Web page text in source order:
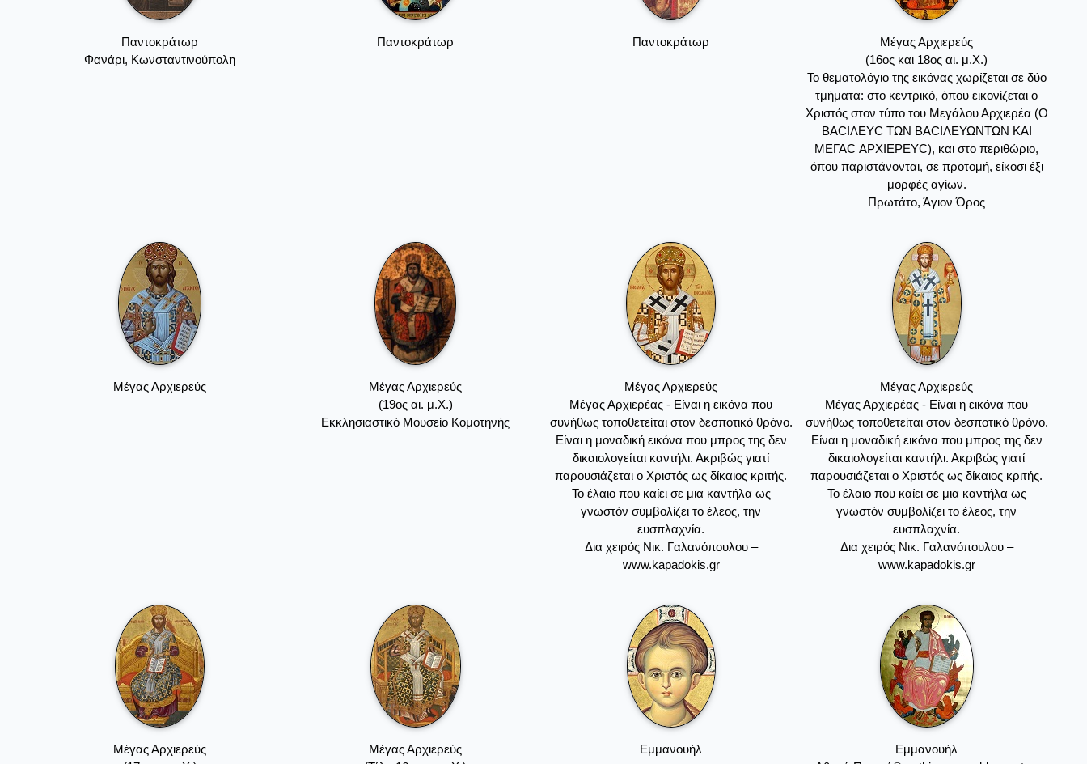
Παντοκράτωρ
Φανάρι, Κωνσταντινούπολη
Παντοκράτωρ Παντοκράτωρ
Μέγας Αρχιερεύς
(16ος και 18ος αι. μ.Χ.)
Το θεματολόγιο της εικόνας χωρίζεται σε δύο
τμήματα: στο κεντρικό, όπου εικονίζεται ο
Χριστός στον τύπο του Μεγάλου Αρχιερέα (Ο
ΒΑCΙΛEYC ΤΩΝ ΒΑCΙΛΕΥΩΝΤΩΝ ΚΑΙ
ΜΕΓΑC ΑΡΧΙΕΡΕΥC), και στο περιθώριο,
όπου παριστάνονται, σε προτομή, είκοσι έξι
μορφές αγίων.
Πρωτάτο, Άγιον Όρος
Μέγας Αρχιερεύς
Μέγας Αρχιερεύς
(19ος αι. μ.Χ.)
Εκκλησιαστικό Μουσείο Κομοτηνής
Μέγας Αρχιερεύς
Μέγας Αρχιερέας - Είναι η εικόνα που
συνήθως τοποθετείται στον δεσποτικό θρόνο.
Είναι η μοναδική εικόνα που μπρος της δεν
δικαιολογείται καντήλι. Ακριβώς γιατί
παρουσιάζεται ο Χριστός ως δίκαιος κριτής.
Το έλαιο που καίει σε μια καντήλα ως
γνωστόν συμβολίζει το έλεος, την
ευσπλαχνία.
Δια χειρός Νικ. Γαλανόπουλου –
www.kapadokis.gr
Μέγας Αρχιερεύς
Μέγας Αρχιερέας - Είναι η εικόνα που
συνήθως τοποθετείται στον δεσποτικό θρόνο.
Είναι η μοναδική εικόνα που μπρος της δεν
δικαιολογείται καντήλι. Ακριβώς γιατί
παρουσιάζεται ο Χριστός ως δίκαιος κριτής.
Το έλαιο που καίει σε μια καντήλα ως
γνωστόν συμβολίζει το έλεος, την
ευσπλαχνία.
Δια χειρός Νικ. Γαλανόπουλου –
www.kapadokis.gr
Μέγας Αρχιερεύς
Μέγας Αρχιερεύς
Eμμανουήλ
Eμμανουήλ